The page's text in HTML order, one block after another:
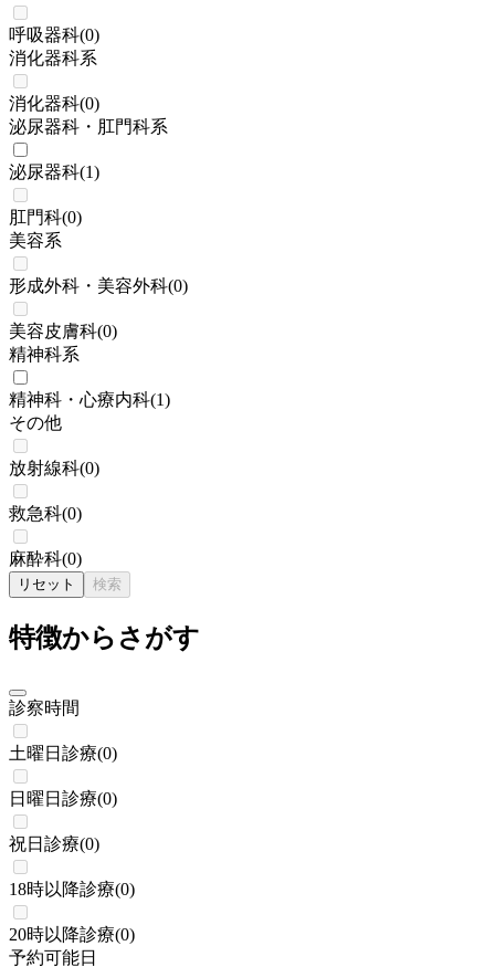
呼吸器科(0)
消化器科系
消化器科(0)
泌尿器科・肛門科系
泌尿器科(1)
肛門科(0)
美容系
形成外科・美容外科(0)
美容皮膚科(0)
精神科系
精神科・心療内科(1)
その他
放射線科(0)
救急科(0)
麻酔科(0)
リセット 検索
特徴からさがす
診察時間
土曜日診療(0)
日曜日診療(0)
祝日診療(0)
18時以降診療(0)
20時以降診療(0)
予約可能日